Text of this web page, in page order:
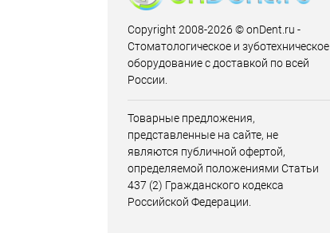
Copyright 2008-2026 © onDent.ru -
Стоматологическое и зуботехническое
оборудование с доставкой по всей
России.
Товарные предложения,
представленные на сайте, не
являются публичной офертой,
определяемой положениями Статьи
437 (2) Гражданского кодекса
Российской Федерации.